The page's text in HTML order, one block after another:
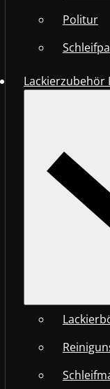
Politur
Lackierzubehör